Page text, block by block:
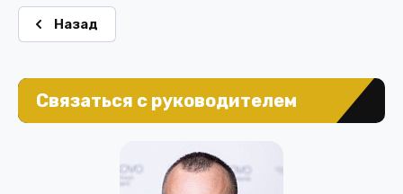
Назад
Связаться с руководителем